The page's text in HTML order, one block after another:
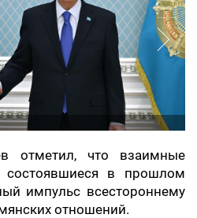
отметил, что взаимные
состоявшиеся в прошлом
импульс всестороннему
отношений.